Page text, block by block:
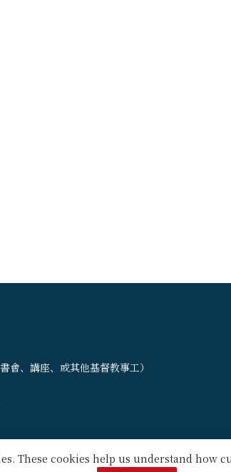
會、講座、或其他基督教事工）
These cookies help us understand